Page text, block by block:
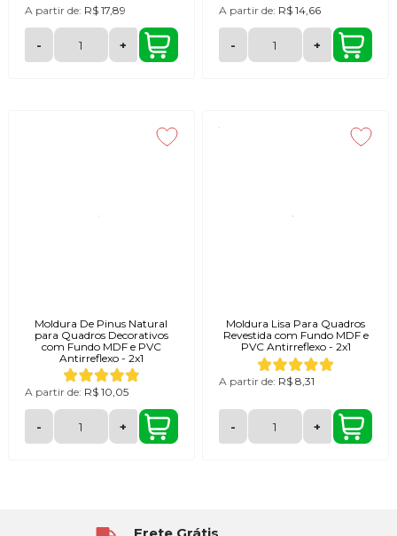
A partir de: R$ 17,89
- +
A partir de: R$ 14,66
- +
Moldura De Pinus Natural
para Quadros Decorativos
com Fundo MDF e PVC
Antirreflexo - 2x1
A partir de: R$ 10,05
- +
Moldura Lisa Para Quadros
Revestida com Fundo MDF e
PVC Antirreflexo - 2x1
A partir de: R$ 8,31
- +